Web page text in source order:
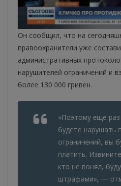
Он сообщил, что на
правоохранители уже
административных
нарушителей ограничений и
более 130 000 гривен.
«Поэтому еще
будете нарушать
ограничений, вы
платить.
кто не понял,
штрафами», —